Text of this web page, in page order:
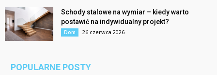
Schody stalowe na wymiar – kiedy warto
postawić na indywidualny projekt?
Dom 26 czerwca 2026
POPULARNE POSTY